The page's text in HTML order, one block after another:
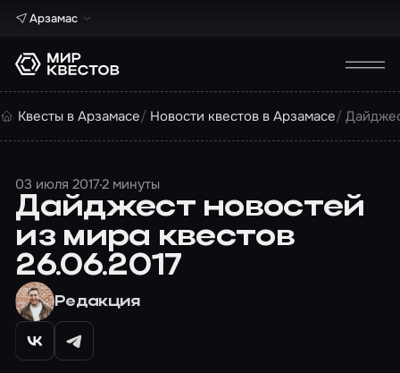
Арзамас
Квесты в Арзамасе Новости квестов в Арзамасе
03 июля 20172 минуты
Дайджест новостей
из мира квестов
26.06.2017
Редакция